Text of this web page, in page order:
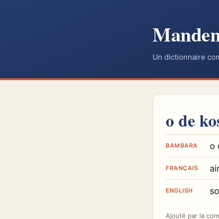
Un dictionnaire
o de
BAMBARA o
FRANÇAIS
ENGLISH so
Ajouté par la